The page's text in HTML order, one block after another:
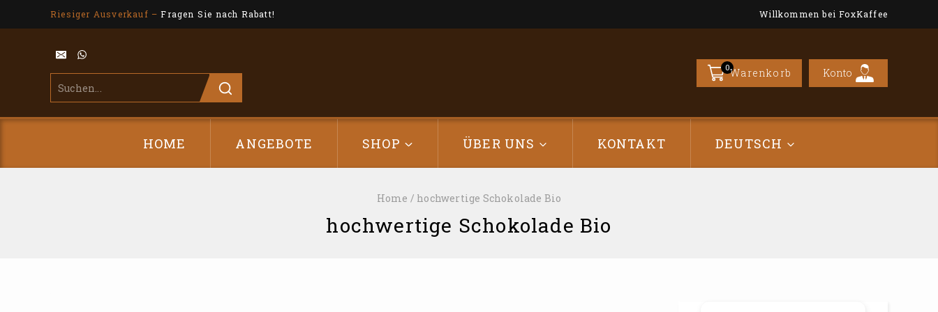
Riesiger Ausverkauf –Fragen Sie nach Rabatt! Willkommen bei FoxKaffee
0Warenkorb Konto
HOME ANGEBOTE SHOP ÜBER UNS KONTAKT DEUTSCH
Home / hochwertige Schokolade Bio
hochwertige Schokolade Bio